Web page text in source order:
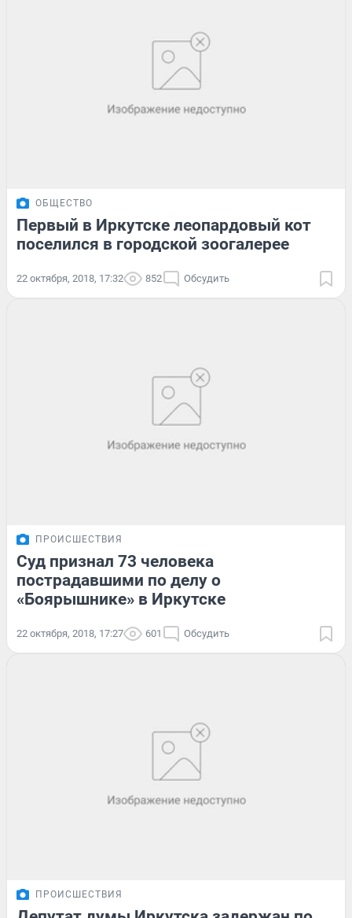
ОБЩЕСТВО
Первый в Иркутске леопардовый кот
поселился в городской зоогалерее
22 октября, 2018, 17:32 852 Обсудить
ПРОИСШЕСТВИЯ
Суд признал 73 человека
пострадавшими по делу о
«Боярышнике» в Иркутске
22 октября, 2018, 17:27 601 Обсудить
ПРОИСШЕСТВИЯ